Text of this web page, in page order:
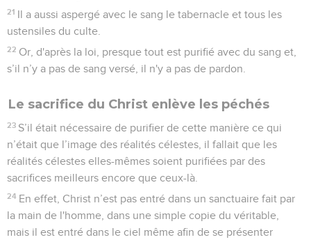
21 Il a aussi aspergé avec le sang le tabernacle et tous les
ustensiles du culte.
22 Or, d'après la loi, presque tout est purifié avec du sang et,
s’il n’y a pas de sang versé, il n'y a pas de pardon.
Le sacrifice du Christ enlève les péchés
23 S’il était nécessaire de purifier de cette manière ce qui
n’était que l’image des réalités célestes, il fallait que les
réalités célestes elles-mêmes soient purifiées par des
sacrifices meilleurs encore que ceux-là.
24 En effet, Christ n’est pas entré dans un sanctuaire fait par
la main de l'homme, dans une simple copie du véritable,
mais il est entré dans le ciel même afin de se présenter